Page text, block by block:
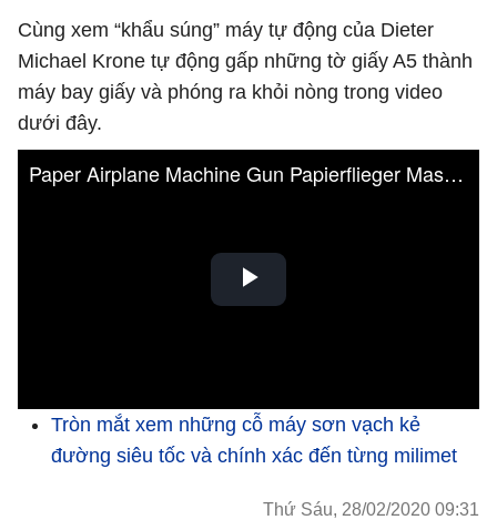
Cùng xem “khẩu súng” máy tự động của Dieter
Michael Krone tự động gấp những tờ giấy A5 thành
máy bay giấy và phóng ra khỏi nòng trong video
dưới đây.
Tròn mắt xem những cỗ máy sơn vạch kẻ
đường siêu tốc và chính xác đến từng milimet
Thứ Sáu, 28/02/2020 09:31